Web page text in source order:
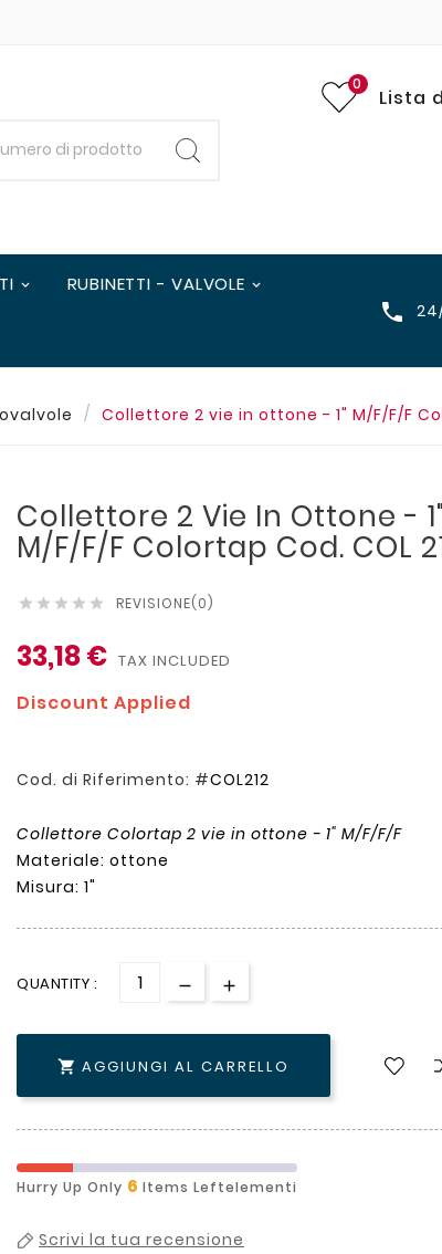
Lista
0
RUBINETTI - VALVOLE

Collettore 2 vie in ottone - 1" M/F/F/F
Collettore 2 Vie In Ottone -
M/F/F/F Colortap Cod. COL
     REVISIONE(0)
33,18 € TAX INCLUDED
Discount Applied
Cod. di Riferimento: #COL212
Collettore Colortap 2 vie in ottone - 1" M/F/F/F
Materiale: ottone
Misura: 1"
QUANTITY :
 AGGIUNGI AL CARRELLO
Hurry Up Only 6 Items Leftelementi
Scrivi la tua recensione